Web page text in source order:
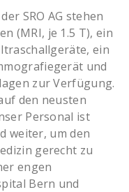
SRO AG stehen
(MRI, je 1.5 T), ein
ein
und
zur Verfügung.
den neusten
Personal ist
weiter, um den
gerecht zu
engen
Bern und